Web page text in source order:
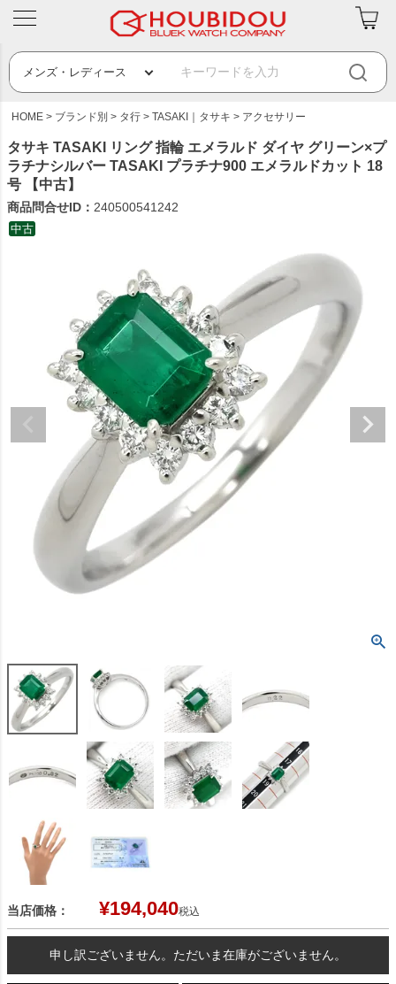
HOME ブランド別 タ行 TASAKI｜タサキ アクセサリー
タサキ TASAKI リング 指輪 エメラルド ダイヤ グリーン×プ
ラチナシルバー TASAKI プラチナ900 エメラルドカット 18
号 【中古】
商品問合せID： 240500541242
中古
当店価格： ¥194,040税込
申し訳ございません。ただいま在庫がございません。